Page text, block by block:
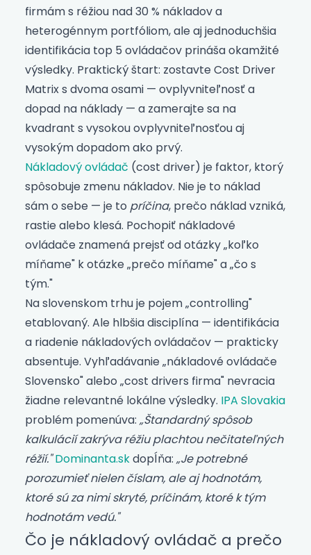
firmám s réžiou nad 30 % nákladov a
heterogénnym portfóliom, ale aj jednoduchšia
identifikácia top 5 ovládačov prináša okamžité
výsledky. Praktický štart: zostavte Cost Driver
Matrix s dvoma osami — ovplyvniteľnosť a
dopad na náklady — a zamerajte sa na
kvadrant s vysokou ovplyvniteľnosťou aj
vysokým dopadom ako prvý.
Nákladový ovládač (cost driver) je faktor, ktorý
spôsobuje zmenu nákladov. Nie je to náklad
sám o sebe — je to príčina, prečo náklad vzniká,
rastie alebo klesá. Pochopiť nákladové
ovládače znamená prejsť od otázky „koľko
míňame" k otázke „prečo míňame" a „čo s
tým."
Na slovenskom trhu je pojem „controlling"
etablovaný. Ale hlbšia disciplína — identifikácia
a riadenie nákladových ovládačov — prakticky
absentuje. Vyhľadávanie „nákladové ovládače
Slovensko" alebo „cost drivers firma" nevracia
žiadne relevantné lokálne výsledky. IPA Slovakia
problém pomenúva: „Štandardný spôsob
kalkulácií zakrýva réžiu plachtou nečitateľných
réžií." Dominanta.skdopĺňa: „Je potrebné
porozumieť nielen číslam, ale aj hodnotám,
ktoré sú za nimi skryté, príčinám, ktoré k tým
hodnotám vedú."
Čo je nákladový ovládač a prečo